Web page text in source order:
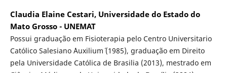
Claudia Elaine Cestari, Universidade do Estado do
Mato Grosso - UNEMAT
Possui graduação em Fisioterapia pelo Centro Universitario
Católico Salesiano ´Auxilium´ (1985), graduação em Direito
pela Universidade Católica de Brasilia (2013), mestrado em